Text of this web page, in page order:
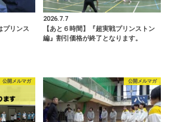
プリンス
2026.7.7
【あと６時間】『超実戦プリンストン
編』割引価格が終了となります。
公開メルマガ 公開メルマガ